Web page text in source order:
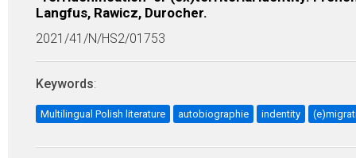
Langfus, Rawicz, Durocher.
2021/41/N/HS2/01753
Keywords:
Multilingual Polish literature autobiographie indentity